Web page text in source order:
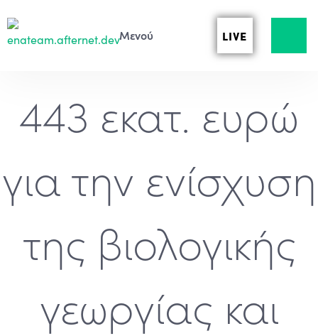
LIVE
443 εκατ. ευρώ
για την ενίσχυση
της βιολογικής
γεωργίας και